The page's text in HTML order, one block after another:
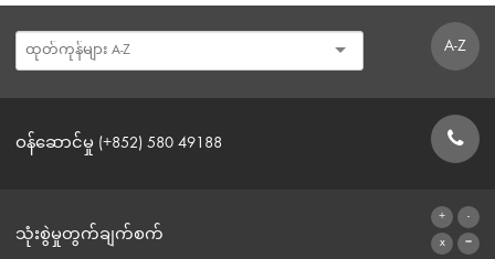
A-Z
ဝန်ဆောင်မှု (+852) 580 49188
သုံးစွဲမှုတွက်ချက်စက်